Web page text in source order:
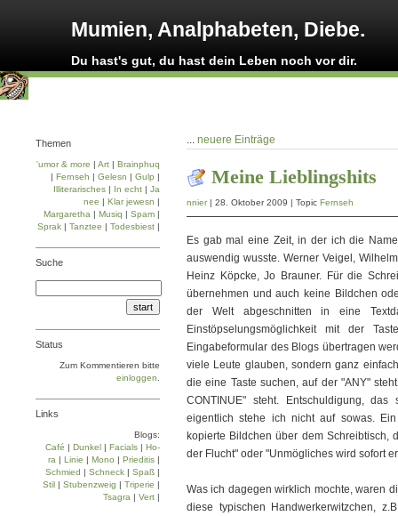
Mumien, Analphabeten, Diebe.
Du hast's gut, du hast dein Leben noch vor dir.
... neuere Einträge
Meine Lieblingshits
nnier| 28. Oktober 2009 | Topic Fernseh
Es gab mal eine Zeit, in der ich die
auswendig wusste. Werner Veigel,
Heinz Köpcke, Jo Brauner. Für die
übernehmen und auch keine Bildchen
der Welt abgeschnitten in eine
Einstöpselungsmöglichkeit mit der
Eingabeformular des Blogs übertragen
viele Leute glauben, sondern ganz
die eine Taste suchen, auf der "ANY"
CONTINUE" steht. Entschuldigung,
eigentlich stehe ich nicht auf sowas.
kopierte Bildchen über dem Schreibtisch,
der Flucht" oder "Unmögliches wird sofort
Was ich dagegen wirklich mochte, waren
diese typischen Handwerkerwitzchen,
Themen
'umor & more | Art | Brainphuq
| Fernseh | Gelesn | Gulp |
Illiterarisches | In echt | Ja
nee | Klar jewesn |
Margaretha | Musiq | Spam |
Sprak | Tanztee | Todesbiest |
Suche
Status
Zum Kommentieren bitte
einloggen
Links
Blogs:
Café | Dun­kel | Facials | Ho­
ra | Linie | Mo­no | Prie­di­tis |
Schmied | Schneck | Spaß |
Stil | Stu­ben­zweig | Tri­pe­rie |
Tsa­gra | Vert |